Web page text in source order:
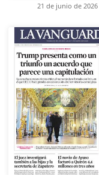
21 de junio de 2026